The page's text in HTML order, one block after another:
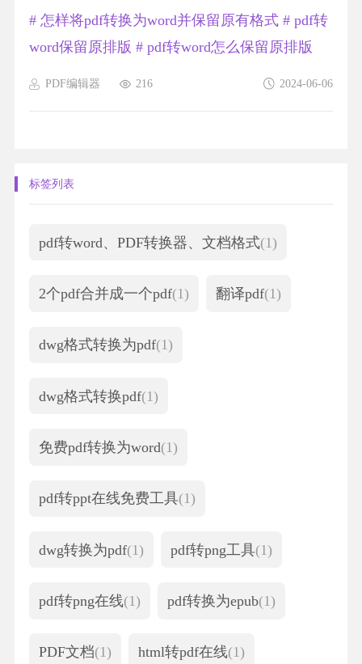
有的排版，让你省去重新排版的烦恼。想知道如何做到这一
福昕PDF编辑器产品可以将PDF文件转换为Word文档，并且
转换后的Word文...
PDF编辑器 2024-06-06
216
# 怎样将pdf转换为word并保留原有格式# pdf转
word保留原排版 # pdf转word怎么保留原排版
标签列表
pdf转word、PDF转换器、文档格式(1)
2个pdf合并成一个pdf(1) 翻译pdf(1)
dwg格式转换为pdf(1)
dwg格式转换pdf(1)
免费pdf转换为word(1)
pdf转ppt在线免费工具(1)
dwg转换为pdf(1) pdf转png工具(1)
pdf转png在线(1) pdf转换为epub(1)
PDF文档(1) html转pdf在线(1)